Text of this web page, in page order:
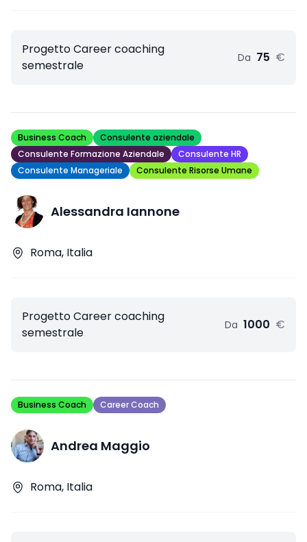
Progetto Career coaching
semestrale
Da 75 €
Business Coach
Consulente aziendale
Consulente Formazione Aziendale
Consulente HR
Consulente Manageriale
Consulente Risorse Umane
Alessandra Iannone
Roma, Italia
Progetto Career coaching
semestrale
Da 1000 €
Business Coach Career Coach
Andrea Maggio
Roma, Italia